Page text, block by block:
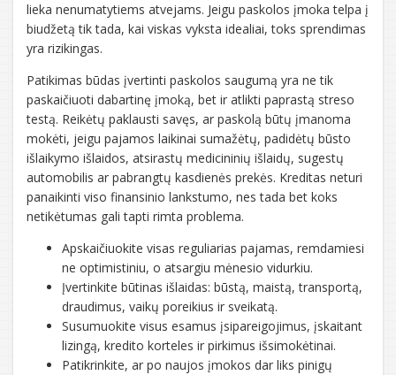
lieka nenumatytiems atvejams. Jeigu paskolos įmoka telpa į
biudžetą tik tada, kai viskas vyksta idealiai, toks sprendimas
yra rizikingas.
Patikimas būdas įvertinti paskolos saugumą yra ne tik
paskaičiuoti dabartinę įmoką, bet ir atlikti paprastą streso
testą. Reikėtų paklausti savęs, ar paskolą būtų įmanoma
mokėti, jeigu pajamos laikinai sumažėtų, padidėtų būsto
išlaikymo išlaidos, atsirastų medicininių išlaidų, sugestų
automobilis ar pabrangtų kasdienės prekės. Kreditas neturi
panaikinti viso finansinio lankstumo, nes tada bet koks
netikėtumas gali tapti rimta problema.
Apskaičiuokite visas reguliarias pajamas, remdamiesi
ne optimistiniu, o atsargiu mėnesio vidurkiu.
Įvertinkite būtinas išlaidas: būstą, maistą, transportą,
draudimus, vaikų poreikius ir sveikatą.
Susumuokite visus esamus įsipareigojimus, įskaitant
lizingą, kredito korteles ir pirkimus išsimokėtinai.
Patikrinkite, ar po naujos įmokos dar liks pinigų